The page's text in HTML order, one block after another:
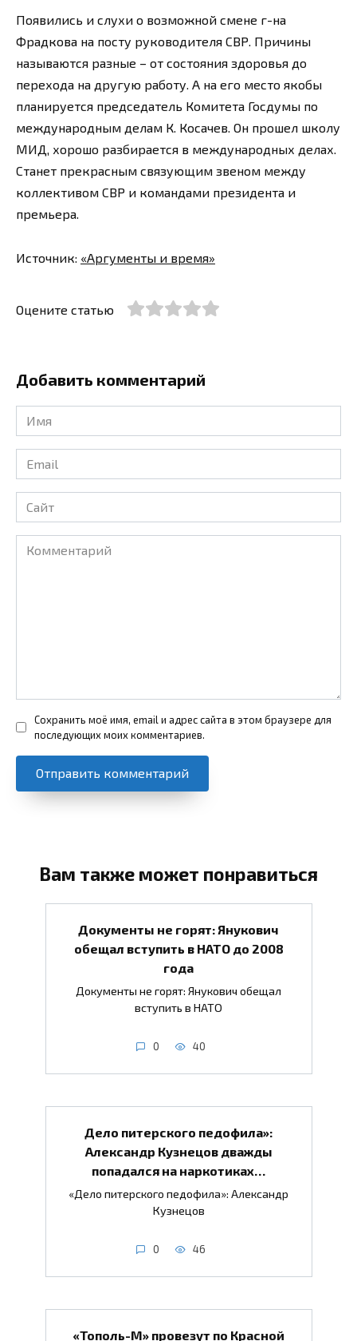
Появились и слухи о возможной смене г-на
Фрадкова на посту руководителя СВР. Причины
называются разные – от состояния здоровья до
перехода на другую работу. А на его место якобы
планируется председатель Комитета Госдумы по
международным делам К. Косачев. Он прошел школу
МИД, хорошо разбирается в международных делах.
Станет прекрасным связующим звеном между
коллективом СВР и командами президента и
премьера.
Источник: «Аргументы и время»
Оцените статью
Добавить комментарий
Имя
*
Email
*
Сайт
Комментарий
Сохранить моё имя, email и адрес сайта в этом браузере для
последующих моих комментариев.
Вам также может понравиться
Документы не горят: Янукович
обещал вступить в НАТО до 2008
года
Документы не горят: Янукович обещал
вступить в НАТО
0 40
Дело питерского педофила»:
Александр Кузнецов дважды
попадался на наркотиках…
«Дело питерского педофила»: Александр
Кузнецов
0 46
«Тополь-М» провезут по Красной